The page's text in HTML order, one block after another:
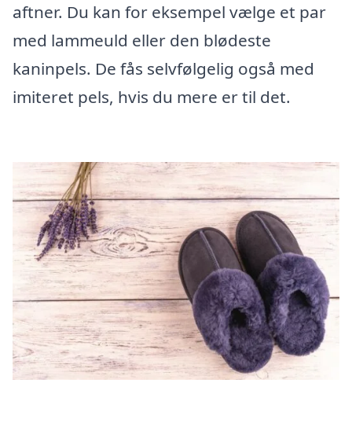
aftner. Du kan for eksempel vælge et par
med lammeuld eller den blødeste
kaninpels. De fås selvfølgelig også med
imiteret pels, hvis du mere er til det.